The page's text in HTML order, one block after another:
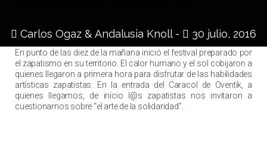
Carlos Ogaz & Andalusia Knoll - 30 julio, 2016
En punto de las diez de la mañana inició el festival preparado por
el zapatismo en su territorio. El calor humano y el sol cobijaron a
quienes llegaron a primera hora para disfrutar de las habilidades
artísticas zapatistas. En la entrada del Caracol de Oventik, a
quienes llegamos, de inicio l@s zapatistas nos invitaron a
cuestionarnos sobre “el arte de la solidaridad”.